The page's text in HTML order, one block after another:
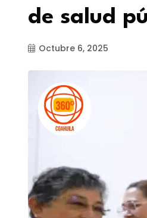
de salud
Octubre 6, 2025